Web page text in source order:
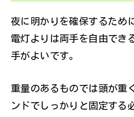
夜に明かりを確保するため
電灯よりは両手を自由でき
手がよいです。
重量のあるものでは頭が重
ンドでしっかりと固定する